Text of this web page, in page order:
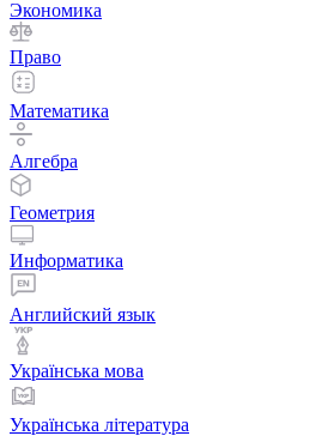
Экономика
Право
Математика
Алгебра
Геометрия
Информатика
Английский язык
Українська мова
Українська література